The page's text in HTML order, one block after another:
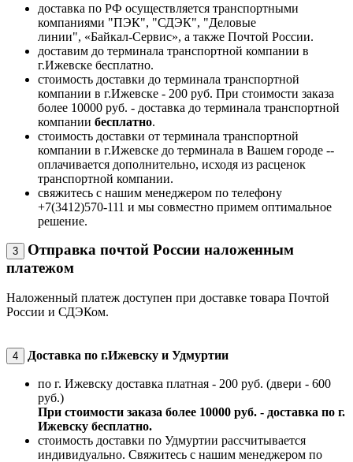
доставка по РФ осуществляется транспортными
компаниями "ПЭК", "СДЭК", "Деловые
линии", «Байкал-Сервис», а также Почтой России.
доставим до терминала транспортной компании в
г.Ижевске бесплатно.
стоимость доставки до терминала транспортной
компании в г.Ижевске - 200 руб. При стоимости заказа
более 10000 руб. - доставка до терминала транспортной
компании бесплатно.
стоимость доставки от терминала транспортной
компании в г.Ижевске до терминала в Вашем городе --
оплачивается дополнительно, исходя из расценок
транспортной компании.
свяжитесь с нашим менеджером по телефону
+7(3412)570-111 и мы совместно примем оптимальное
решение.
3
Отправка почтой России наложенным
платежом
Наложенный платеж доступен при доставке товара Почтой
России и СДЭКом.
4 Доставка по г.Ижевску и Удмуртии
по г. Ижевску доставка платная - 200 руб. (двери - 600
руб.)
При стоимости заказа более 10000 руб. - доставка по г.
Ижевску бесплатно.
стоимость доставки по Удмуртии рассчитывается
индивидуально. Свяжитесь с нашим менеджером по